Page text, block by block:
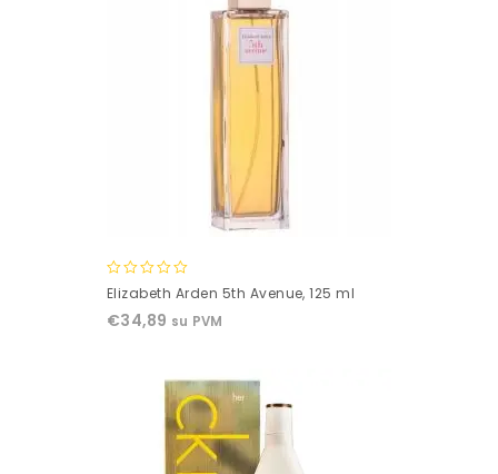
0
of
Elizabeth Arden 5th Avenue, 125 ml
€34,89 su PVM